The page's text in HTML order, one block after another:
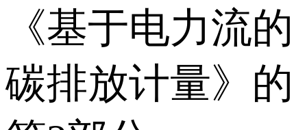
《基于电力流的
碳排放计量》的